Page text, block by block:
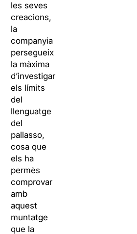
les seves
creacions,
la
companyia
persegueix
la màxima
d’investigar
els límits
del
llenguatge
del
pallasso,
cosa que
els ha
permès
comprovar
amb
aquest
muntatge
que la